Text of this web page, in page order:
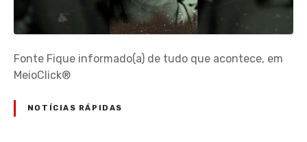
Fonte Fique informado(a) de tudo que acontece, em
MeioClick®
NOTÍCIAS RÁPIDAS